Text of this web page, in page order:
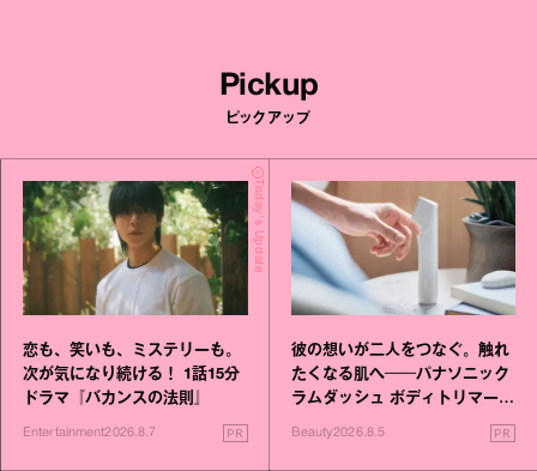
Pickup
ピックアップ
Today's Update
恋も、笑いも、ミステリーも。
次が気になり続ける！ 1話15分
ドラマ『バカンスの法則』
Entertainment2026.8.7 PR
彼の想いが二人をつなぐ。触れ
たくなる肌へ──パナソニック
ラムダッシュ ボディトリマーが
Beauty2026.8.5 PR